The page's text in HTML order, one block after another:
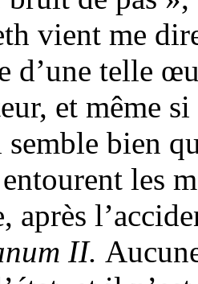
vient me
d’une telle
et même
bien
les
après
II.